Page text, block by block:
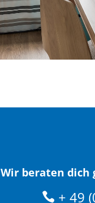
Wir beraten dich
+ 49